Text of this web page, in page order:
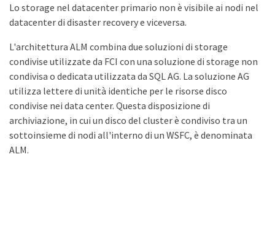
Lo storage nel datacenter primario non è visibile ai nodi nel
datacenter di disaster recovery e viceversa.
L'architettura ALM combina due soluzioni di storage
condivise utilizzate da FCI con una soluzione di storage non
condivisa o dedicata utilizzata da SQL AG. La soluzione AG
utilizza lettere di unità identiche per le risorse disco
condivise nei data center. Questa disposizione di
archiviazione, in cui un disco del cluster è condiviso tra un
sottoinsieme di nodi all'interno di un WSFC, è denominata
ALM.